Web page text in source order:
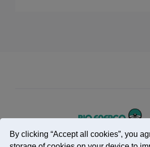
By clicking “Accept all cookies”, you